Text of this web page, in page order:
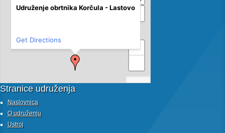
+
Udruženje obrtnika Korčula - Lastovo
Get Directions
Stranice udruženja
Naslovnica
O udruženju
Ustroj